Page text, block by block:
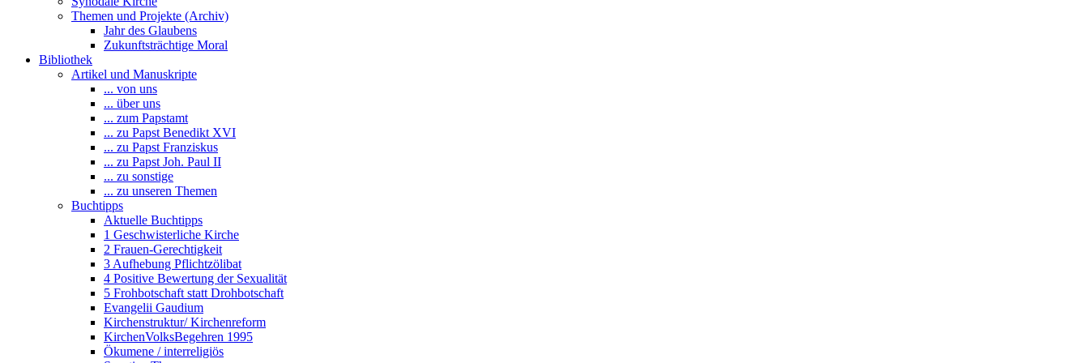
Themen und Projekte (Archiv)
Jahr des Glaubens
Zukunftsträchtige Moral
Bibliothek
Artikel und Manuskripte
... von uns
... über uns
... zum Papstamt
... zu Papst Benedikt XVI
... zu Papst Franziskus
... zu Papst Joh. Paul II
... zu sonstige
... zu unseren Themen
Buchtipps
Aktuelle Buchtipps
1 Geschwisterliche Kirche
2 Frauen-Gerechtigkeit
3 Aufhebung Pflichtzölibat
4 Positive Bewertung der Sexualität
5 Frohbotschaft statt Drohbotschaft
Evangelii Gaudium
Kirchenstruktur/ Kirchenreform
KirchenVolksBegehren 1995
Ökumene / interreligiös